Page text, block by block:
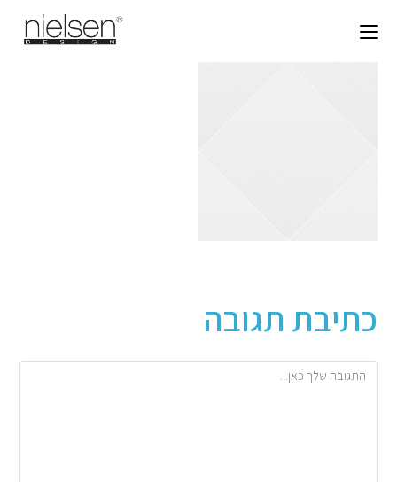
כתיבת תגובה